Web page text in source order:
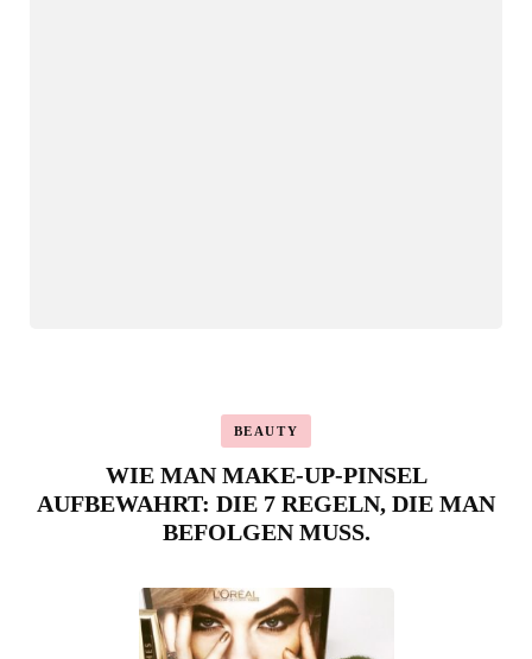
BEAUTY
WIE MAN MAKE-UP-PINSEL
AUFBEWAHRT: DIE 7 REGELN, DIE MAN
BEFOLGEN MUSS.